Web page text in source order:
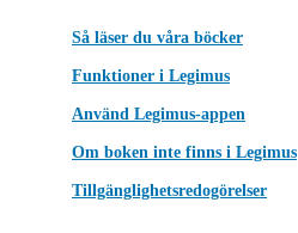
Så läser du våra böcker
Funktioner i Legimus
Använd Legimus-appen
Om boken inte finns i Legimus
Tillgänglighetsredogörelser